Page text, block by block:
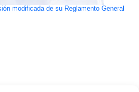
modificada de su Reglamento General